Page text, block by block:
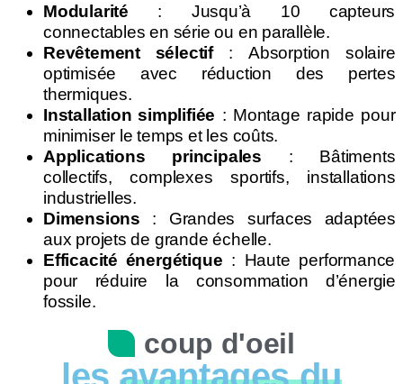
Modularité : Jusqu’à 10 capteurs
connectables en série ou en parallèle.
Revêtement sélectif: Absorption solaire
optimisée avec réduction des pertes
thermiques.
Installation simplifiée : Montage rapide pour
minimiser le temps et les coûts.
Applications principales : Bâtiments
collectifs, complexes sportifs, installations
industrielles.
Dimensions : Grandes surfaces adaptées
aux projets de grande échelle.
Efficacité énergétique : Haute performance
pour réduire la consommation d’énergie
fossile.
coup d'oeil
les avantages du